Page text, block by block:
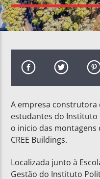
A empresa construtora
estudantes do Instituto
o inicio das
CREE Buildings.
Localizada junto à
Gestão do Instituto